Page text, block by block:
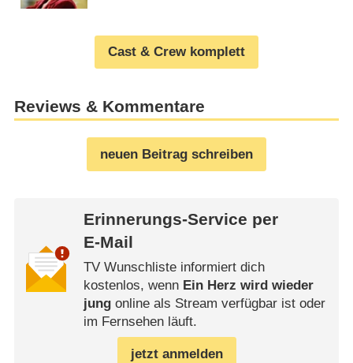
Cast & Crew komplett
Reviews & Kommentare
neuen Beitrag schreiben
Erinnerungs-Service per
E-Mail
TV Wunschliste informiert dich
kostenlos, wenn Ein Herz wird wieder
jungonline als Stream verfügbar ist oder
im Fernsehen läuft.
jetzt anmelden